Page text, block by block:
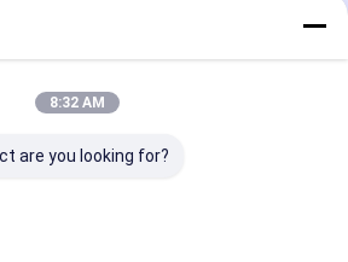
8:32 AM
are you looking for?